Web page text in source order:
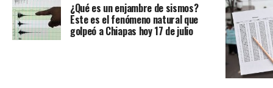
¿Qué es un enjambre de sismos?
Este es el fenómeno natural que
golpeó a Chiapas hoy 17 de julio